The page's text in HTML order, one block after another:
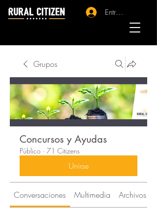
Entrar - Registro
Grupos
Concursos y Ayudas
Público · 71 Citizens
Unirse
Conversaciones Multimedia Archivos